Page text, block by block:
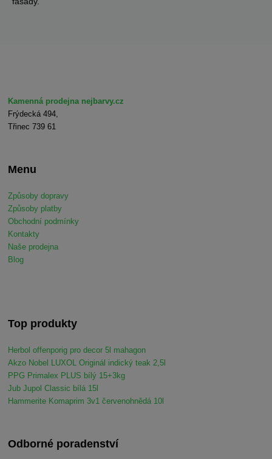
Kamenná prodejna nejbarvy.cz
Frýdecká 494,
Třinec 739 61
Menu
Způsoby dopravy
Způsoby platby
Obchodní podmínky
Kontakty
Naše prodejna
Blog
Top produkty
Herbol offenporig pro decor 5l mahagon
Akzo Nobel LUXOL Originál indický teak 2,5l
PPG Primalex PLUS bílý 15+3kg
Jub Jupol Classic bílá 15l
Hammerite Komaprim 3v1 červenohnědá 10l
Odborné poradenství